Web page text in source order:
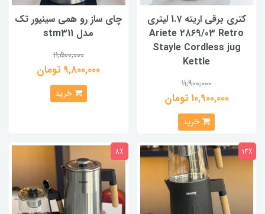
کتری برقی اریته 1.7 لیتری
Ariete 2869/03 Retro
Stayle Cordless jug
Kettle
11,900,000
10,900,000 تومان
خرید
چای ساز رو همی سینیور تک
مدل stm311
11,500,000
9,800,000 تومان
خرید
14٪ 8٪